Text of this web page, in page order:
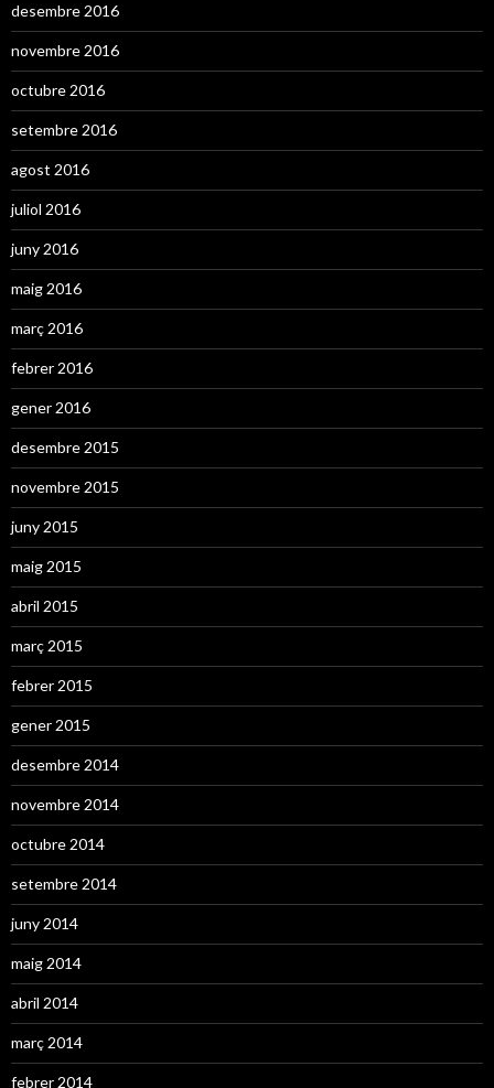
desembre 2016
novembre 2016
octubre 2016
setembre 2016
agost 2016
juliol 2016
juny 2016
maig 2016
març 2016
febrer 2016
gener 2016
desembre 2015
novembre 2015
juny 2015
maig 2015
abril 2015
març 2015
febrer 2015
gener 2015
desembre 2014
novembre 2014
octubre 2014
setembre 2014
juny 2014
maig 2014
abril 2014
març 2014
febrer 2014